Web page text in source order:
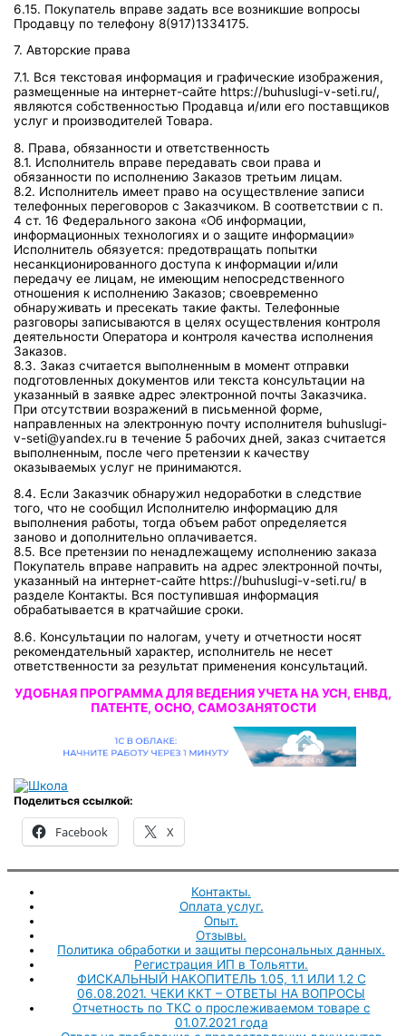
6.15. Покупатель вправе задать все возникшие вопросы
Продавцу по телефону 8(917)1334175.
7. Авторские права
7.1. Вся текстовая информация и графические изображения,
размещенные на интернет-сайте https://buhuslugi-v-seti.ru/,
являются собственностью Продавца и/или его поставщиков
услуг и производителей Товара.
8. Права, обязанности и ответственность
8.1. Исполнитель вправе передавать свои права и
обязанности по исполнению Заказов третьим лицам.
8.2. Исполнитель имеет право на осуществление записи
телефонных переговоров с Заказчиком. В соответствии с п.
4 ст. 16 Федерального закона «Об информации,
информационных технологиях и о защите информации»
Исполнитель обязуется: предотвращать попытки
несанкционированного доступа к информации и/или
передачу ее лицам, не имеющим непосредственного
отношения к исполнению Заказов; своевременно
обнаруживать и пресекать такие факты. Телефонные
разговоры записываются в целях осуществления контроля
деятельности Оператора и контроля качества исполнения
Заказов.
8.3. Заказ считается выполненным в момент отправки
подготовленных документов или текста консультации на
указанный в заявке адрес электронной почты Заказчика.
При отсутствии возражений в письменной форме,
направленных на электронную почту исполнителя buhuslugi-
v-seti@yandex.ru в течение 5 рабочих дней, заказ считается
выполненным, после чего претензии к качеству
оказываемых услуг не принимаются.
8.4. Если Заказчик обнаружил недоработки в следствие
того, что не сообщил Исполнителю информацию для
выполнения работы, тогда объем работ определяется
заново и дополнительно оплачивается.
8.5. Все претензии по ненадлежащему исполнению заказа
Покупатель вправе направить на адрес электронной почты,
указанный на интернет-сайте https://buhuslugi-v-seti.ru/ в
разделе Контакты. Вся поступившая информация
обрабатывается в кратчайшие сроки.
8.6. Консультации по налогам, учету и отчетности носят
рекомендательный характер, исполнитель не несет
ответственности за результат применения консультаций.
УДОБНАЯ ПРОГРАММА ДЛЯ ВЕДЕНИЯ УЧЕТА НА УСН, ЕНВД,
ПАТЕНТЕ, ОСНО, САМОЗАНЯТОСТИ
Поделиться ссылкой:
Facebook X
Контакты.
Оплата услуг.
Опыт.
Отзывы.
Политика обработки и защиты персональных данных.
Регистрация ИП в Тольятти.
ФИСКАЛЬНЫЙ НАКОПИТЕЛЬ 1.05, 1.1 ИЛИ 1.2 С
06.08.2021. ЧЕКИ ККТ – ОТВЕТЫ НА ВОПРОСЫ
Отчетность по ТКС о прослеживаемом товаре с
01.07.2021 года